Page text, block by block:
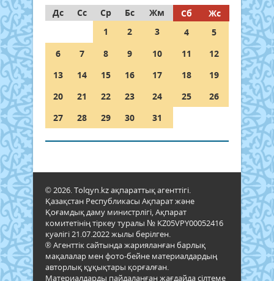
Дс
Сс Ср Бс Жм Сб
Жс
1
2 3 4
5
6
7 8 9 10 11
12
13
14 15 16 17 18
19
20
21 22 23 24 25
26
27
28 29 30 31
© 2026. Tolqyn.kz ақпараттық агенттігі.
Қазақстан Республикасы Ақпарат және
Қоғамдық даму министрлігі, Ақпарат
комитетінің тіркеу туралы № KZ05VPY00052416
куәлігі 21.07.2022 жылы берілген.
® Агенттік сайтында жарияланған барлық
мақалалар мен фото-бейне материалдардың
авторлық құқықтары қорғалған.
Материалдарды пайдаланған жағдайда сілтеме